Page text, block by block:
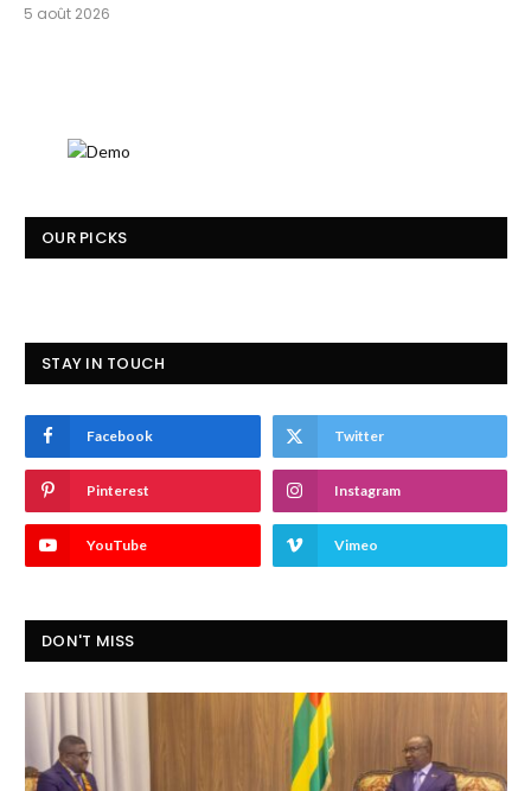
5 août 2026
OUR PICKS
STAY IN TOUCH
Facebook Twitter
Pinterest Instagram
YouTube Vimeo
DON'T MISS